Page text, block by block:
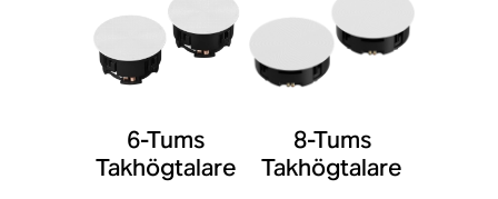
6-Tums
Takhögtalare
8-Tums
Takhögtalare